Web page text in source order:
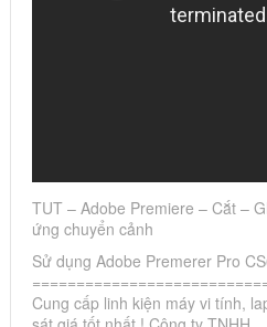
TUT – Adobe Premiere – Cắt –
ứng chuyển cảnh
Sử dụng Adobe Premerer Pro
Cung cấp linh kiện máy vi tính,